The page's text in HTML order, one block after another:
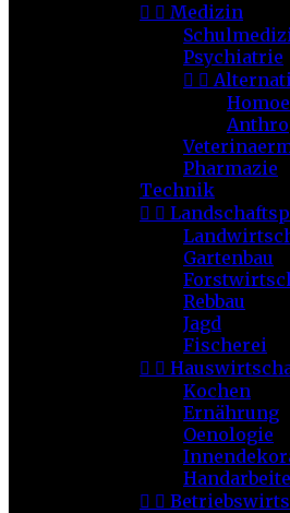
  Medizin
Psychiatrie
 
Pharmazie
Technik
 
Gartenbau
Rebbau
Jagd
Fischerei
 
Kochen
Ernährung
Oenologie
 